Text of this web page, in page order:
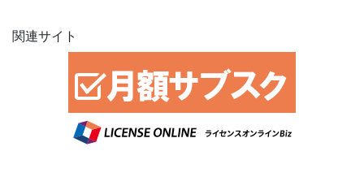
関連サイト